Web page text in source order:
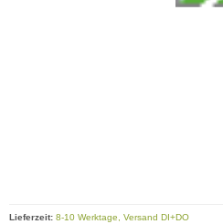
Lieferzeit: 8-10 Werktage, Versand DI+DO